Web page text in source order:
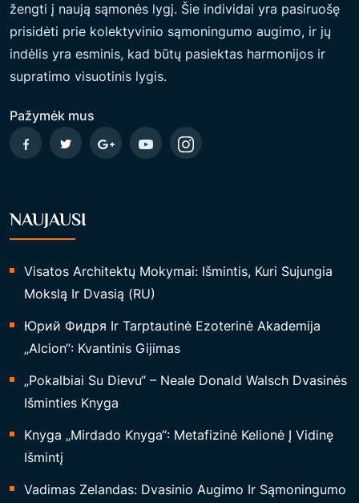
žengti į naują sąmonės lygį. Šie individai yra pasiruošę
prisidėti prie kolektyvinio sąmoningumo augimo, ir jų
indėlis yra esminis, kad būtų pasiektas harmonijos ir
supratimo visuotinis lygis.
Pažymėk mus
NAUJAUSI
Visatos Architektų Mokymai: Išmintis, Kuri Sujungia
Mokslą Ir Dvasią (RU)
Юрий Фидря Ir Tarptautinė Ezoterinė Akademija
„Alcion“: Kvantinis Gijimas
„Pokalbiai Su Dievu“ – Neale Donald Walsch Dvasinės
Išminties Knyga
Knyga „Mirdado Knyga“: Metafizinė Kelionė Į Vidinę
Išmintį
Vadimas Zelandas: Dvasinio Augimo Ir Sąmoningumo